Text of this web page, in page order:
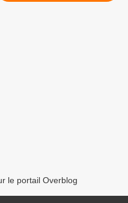
le portail Overblog